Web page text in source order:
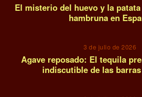
El misterio del huevo y la
hambruna en
3 de julio de 2026
Agave reposado: El tequila
indiscutible de las